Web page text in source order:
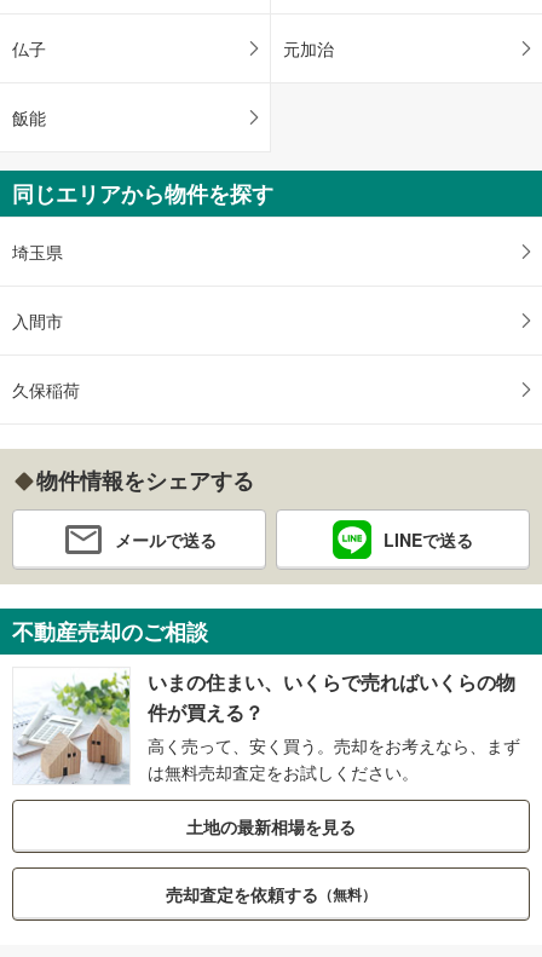
仏子 元加治
飯能
同じエリアから物件を探す
埼玉県
入間市
久保稲荷
物件情報をシェアする
メールで送る LINEで送る
不動産売却のご相談
いまの住まい、いくらで売ればいくらの物
件が買える？
高く売って、安く買う。売却をお考えなら、まず
は無料売却査定をお試しください。
土地の最新相場を見る
売却査定を依頼する （無料）